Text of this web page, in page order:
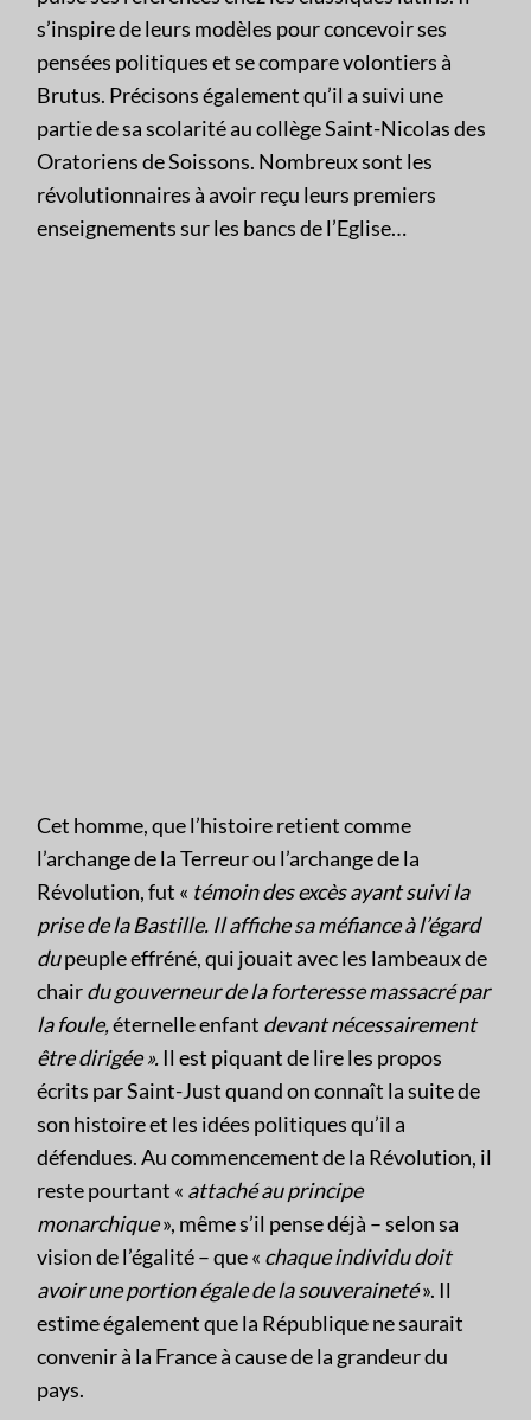
s’inspire de leurs modèles pour concevoir ses
pensées politiques et se compare volontiers à
Brutus. Précisons également qu’il a suivi une
partie de sa scolarité au collège Saint-Nicolas des
Oratoriens de Soissons. Nombreux sont les
révolutionnaires à avoir reçu leurs premiers
enseignements sur les bancs de l’Eglise…
Cet homme, que l’histoire retient comme
l’archange de la Terreur ou l’archange de la
Révolution, fut « témoin des excès ayant suivi la
prise de la Bastille. Il affiche sa méfiance à l’égard
dupeuple effréné, qui jouait avec les lambeaux de
chairdu gouverneur de la forteresse massacré par
la foule,éternelle enfant devant nécessairement
être dirigée ». Il est piquant de lire les propos
écrits par Saint-Just quand on connaît la suite de
son histoire et les idées politiques qu’il a
défendues. Au commencement de la Révolution, il
reste pourtant « attaché au principe
monarchique», même s’il pense déjà – selon sa
vision de l’égalité – que « chaque individu doit
avoir une portion égale de la souveraineté». Il
estime également que la République ne saurait
convenir à la France à cause de la grandeur du
pays.